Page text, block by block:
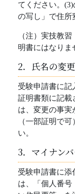
てください。
の写し」で住所
（注）実技教
明書にはなりま
2．氏名の変更
受験申請書に記
証明書類に記載
は、変更の事実
（一部証明で
い。
3．マイナン
受験申請書に添
は、「個人番号